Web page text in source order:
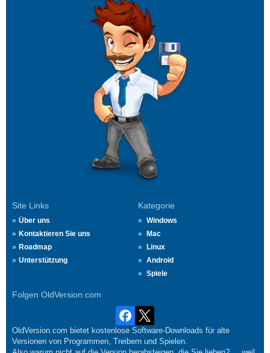
Site Links
Über uns
Kontaktieren Sie uns
Roadmap
Unterstützung
Kategorie
Windows
Mac
Linux
Android
Spiele
Folgen OldVersion.com
OldVersion.com bietet kostenlose Software-Downloads für alte
Versionen von Programmen, Treibern und Spielen.